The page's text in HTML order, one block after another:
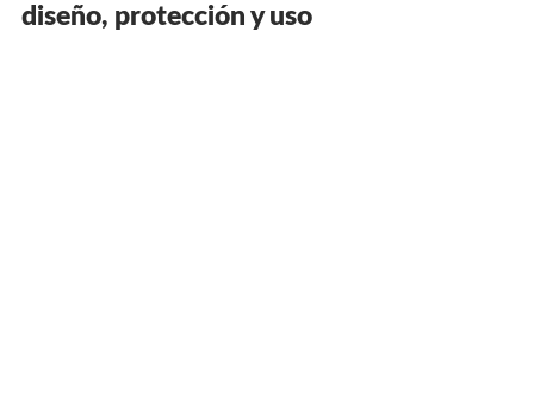
diseño, protección y uso